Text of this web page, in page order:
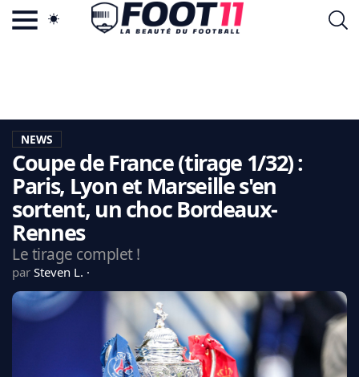
LA CHARTE
VIE PRIVÉE
CGU
CONTACTEZ-NOUS
MERCATO
CDM 2026
EDF
PSG
NEWS
Coupe de France (tirage 1/32) :
Paris, Lyon et Marseille s'en
sortent, un choc Bordeaux-
Rennes
Le tirage complet !
par Steven L.